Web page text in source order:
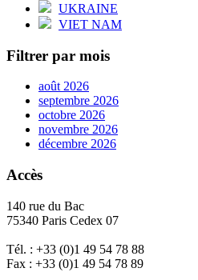
UKRAINE
VIET NAM
Filtrer par mois
août 2026
septembre 2026
octobre 2026
novembre 2026
décembre 2026
Accès
140 rue du Bac
75340 Paris Cedex 07
Tél. : +33 (0)1 49 54 78 88
Fax : +33 (0)1 49 54 78 89